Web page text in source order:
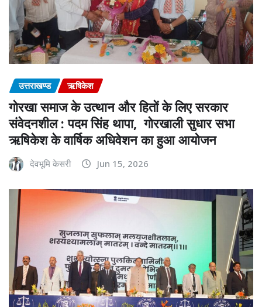
उत्तराखण्ड ऋषिकेश
गोरखा समाज के उत्थान और हितों के लिए सरकार
संवेदनशील : पदम सिंह थापा, गोरखाली सुधार सभा
ऋषिकेश के वार्षिक अधिवेशन का हुआ आयोजन
देवभूमि केसरी Jun 15, 2026